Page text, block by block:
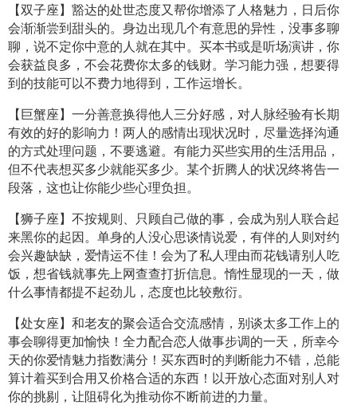
【双子座】豁达的处世态度又帮你增添了人格魅力，日后你
会渐渐尝到甜头的。身边出现几个有意思的异性，没事多聊
聊，说不定你中意的人就在其中。买本书或是听场演讲，你
会获益良多，不会花费你太多的钱财。学习能力强，想要得
到的技能可以不费力地得到，工作运增长。
【巨蟹座】一分善意换得他人三分好感，对人脉经验有长期
有效的好的影响力！两人的感情出现状况时，尽量选择沟通
的方式处理问题，不要逃避。有能力买些实用的生活用品，
但不代表想买多少就能买多少。某个折腾人的状况终将告一
段落，这也让你能少些心理负担。
【狮子座】不按规则、只顾自己做的事，会成为别人联合起
来黑你的起因。单身的人没心思谈情说爱，有伴的人则对约
会兴趣缺缺，爱情运不佳！会为了私人理由而花钱请别人吃
饭，想省钱就事先上网查查打折信息。惰性显现的一天，做
什么事情都提不起劲儿，态度也比较敷衍。
【处女座】和老友的聚会适合交流感情，别谈太多工作上的
事会聊得更加愉快！全力配合恋人做事步调的一天，所幸今
天的你爱情魅力指数满分！买东西时的判断能力不错，总能
算计着买到合用又价格合适的东西！以开放心态面对别人对
你的挑剔，让阻碍化为推动你不断前进的力量。